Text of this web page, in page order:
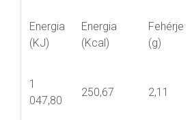
Energia
(KJ)
Energia
(Kcal)
Fehérje
(g)
1
047,80
250,67 2,11